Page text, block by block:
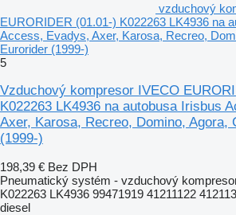
vzduchový
EURORIDER (01.01-) K022263 LK4936 na
Access, Evadys, Axer, Karosa, Recreo,
Eurorider (1999-)
5
Vzduchový kompresor IVECO
K022263 LK4936 na autobusa Irisbus
Axer, Karosa, Recreo, Domino, Agora,
(1999-)
198,39 € Bez DPH
Pneumatický systém - vzduchový
K022263 LK4936 99471919 41211122
diesel